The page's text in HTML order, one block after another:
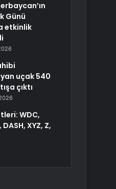
Günü
etkinlik
uçak 540
çıktı
WDC,
DASH, XYZ, Z,